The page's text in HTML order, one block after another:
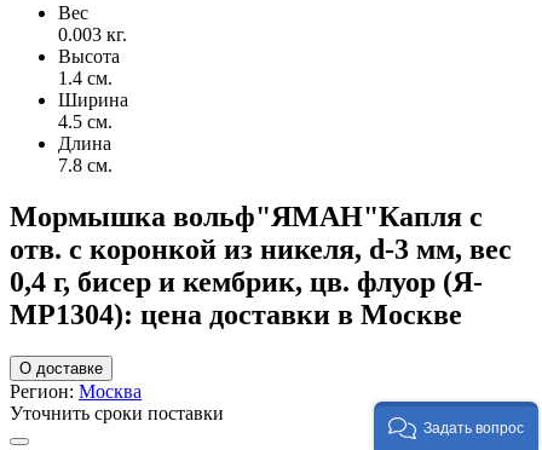
Вес
0.003 кг.
Высота
1.4 см.
Ширина
4.5 см.
Длина
7.8 см.
Мормышка вольф"ЯМАН"Капля с
отв. с коронкой из никеля, d-3 мм, вес
0,4 г, бисер и кембрик, цв. флуор (Я-
МР1304): цена доставки в Москве
О доставке
Регион: Москва
Уточнить сроки поставки
Задать вопрос